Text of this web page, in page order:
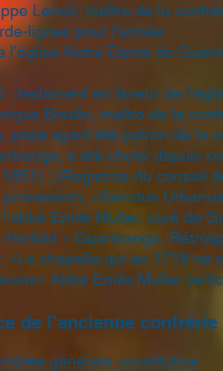
Lenoir, maître de la
lignes pour l’année
l’église Notre Dame de
: testament en faveur de
Bredin, maître de la
pape ayant été patron de la
a été choisi depuis
; (Registres du conseil
«Sanctus
Emile Muller, curé de
Herfeld « Guentrange,
«La chapelle qui en 1718
Abbé Emile Muller
de l’ancienne
générale constitutive